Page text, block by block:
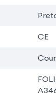
CE